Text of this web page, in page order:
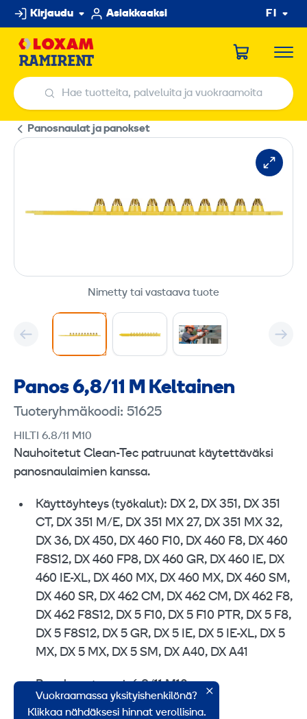
Hyppää
sisältöön
Kirjaudu Asiakkaaksi FI
Hae tuotteita, palveluita ja vuokraamoita
Hae tuotteita, palveluita ja vuokraamoita
Panosnaulat ja panokset
Nimetty tai vastaava tuote
Panos 6,8/11 M Keltainen
Tuoteryhmäkoodi: 51625
HILTI 6.8/11 M10
Nauhoitetut Clean-Tec patruunat käytettäväksi
panosnaulaimien kanssa.
Käyttöyhteys (työkalut): DX 2, DX 351, DX 351
CT, DX 351 M/E, DX 351 MX 27, DX 351 MX 32,
DX 36, DX 450, DX 460 F10, DX 460 F8, DX 460
F8S12, DX 460 FP8, DX 460 GR, DX 460 IE, DX
460 IE-XL, DX 460 MX, DX 460 MX, DX 460 SM,
DX 460 SR, DX 462 CM, DX 462 CM, DX 462 F8,
DX 462 F8S12, DX 5 F10, DX 5 F10 PTR, DX 5 F8,
DX 5 F8S12, DX 5 GR, DX 5 IE, DX 5 IE-XL, DX 5
MX, DX 5 MX, DX 5 SM, DX A40, DX A41
Panoksen tyyppi: 6.8/11 M10
Väri: Keltainen
Vuokraamassa yksityishenkilönä?
Klikkaa nähdäksesi hinnat verollisina.